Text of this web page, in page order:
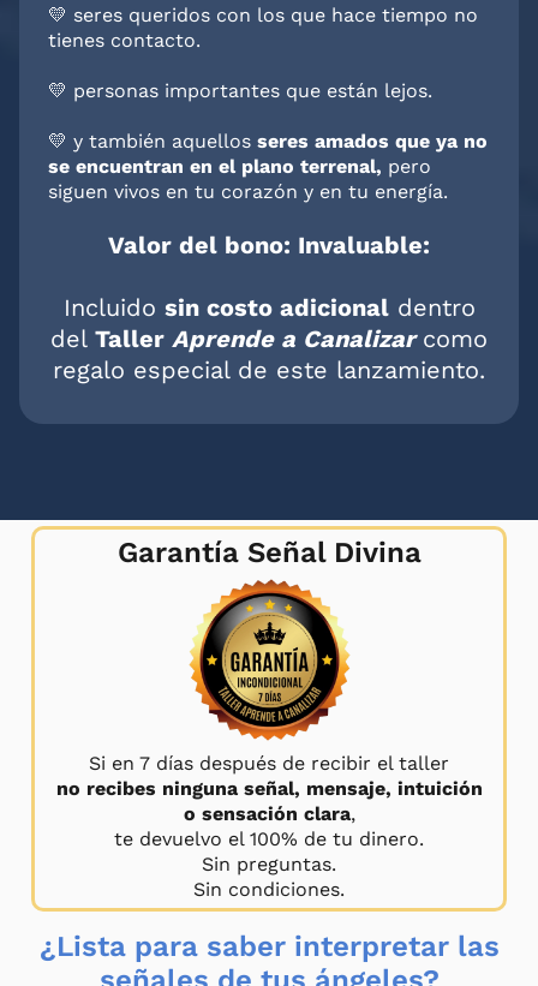
💛 seres queridos con los que hace tiempo no
tienes contacto.
💛 personas importantes que están lejos.
💛 y también aquellos seres amados que ya no
se encuentran en el plano terrenal, pero
siguen vivos en tu corazón y en tu energía.
Valor del bono: Invaluable:
Incluido sin costo adicionaldentro
del Taller Aprende a Canalizar como
regalo especial de este lanzamiento.
Garantía Señal Divina
Si en 7 días después de recibir el taller
no recibes ninguna señal, mensaje, intuición
o sensación clara,
te devuelvo el 100% de tu dinero.
Sin preguntas.
Sin condiciones.
¿Lista para saber interpretar las